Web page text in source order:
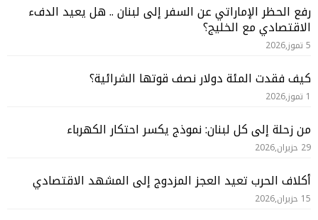
رفع الحظر الإماراتي عن السفر إلى لبنان .. هل يعيد الدفء
الاقتصادي مع الخليج؟
5 تموز,2026
كيف فقدت المئة دولار نصف قوتها الشرائية؟
1 تموز,2026
من زحلة إلى كل لبنان: نموذج يكسر احتكار الكهرباء
29 حزيران,2026
أكلاف الحرب تعيد العجز المزدوج إلى المشهد الاقتصادي
15 حزيران,2026